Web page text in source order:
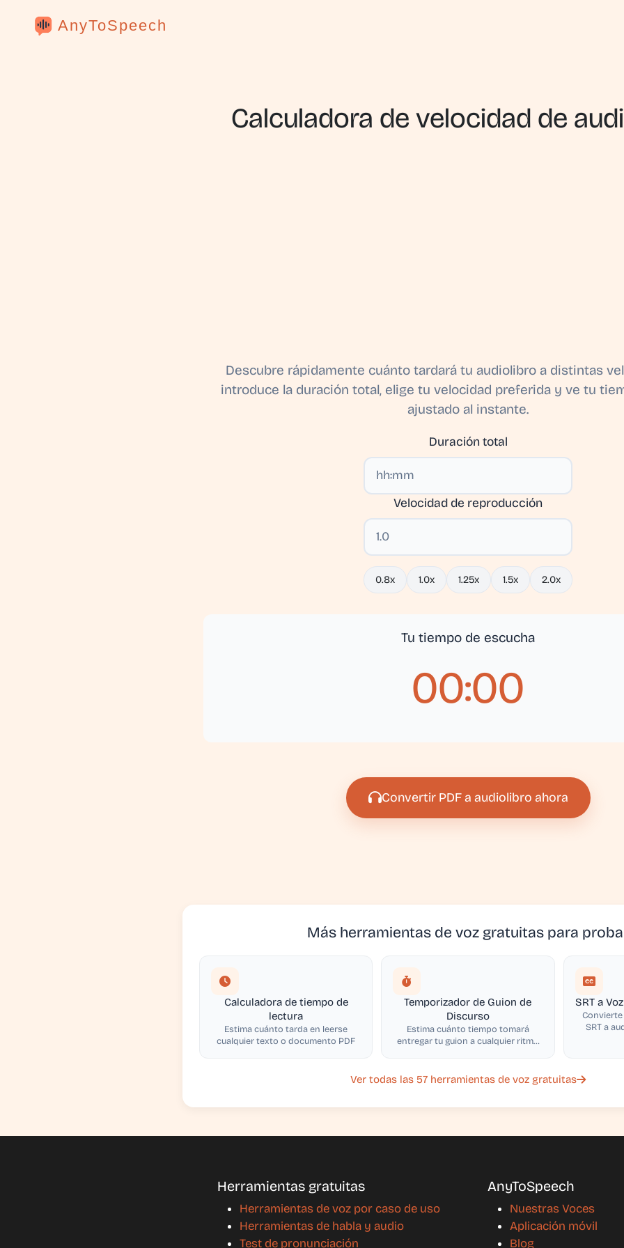
AnyToSpeech
Calculadora de velocidad de
Descubre rápidamente cuánto tardará tu audiolibro a distintas
introduce la duración total, elige tu velocidad preferida y ve tu
ajustado al instante.
Duración total
Velocidad de reproducción
0.8x 1.0x 1.25x 1.5x 2.0x
Tu tiempo de escucha
00:00
Convertir PDF a audiolibro ahora
Más herramientas de voz gratuitas para
Calculadora de tiempo de
lectura
Estima cuánto tarda en leerse
cualquier texto o documento PDF
Temporizador de Guion de
Discurso
Estima cuánto tiempo tomará
entregar tu guion a cualquier ritmo
SRT a Voz
SRT a
Ver todas las 57 herramientas de voz gratuitas
Herramientas gratuitas
Herramientas de voz por caso de uso
Herramientas de habla y audio
Test de pronunciación
AnyToSpeech
Nuestras Voces
Aplicación móvil
Blog